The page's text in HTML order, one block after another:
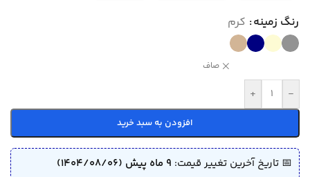
رنگ زمینه کرم
صاف
-
+
افزودن به سبد خرید
📅 تاریخ آخرین تغییر قیمت: 9 ماه پیش (1404/08/06)